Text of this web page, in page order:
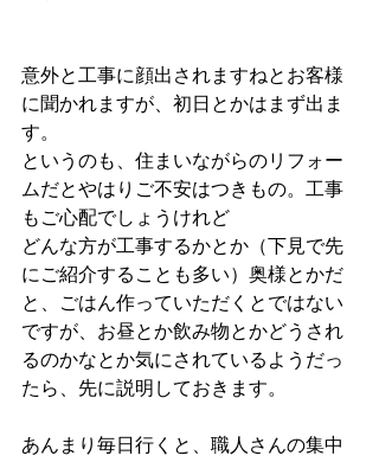
意外と工事に顔出されますねとお客様
に聞かれますが、初日とかはまず出ま
す。
というのも、住まいながらのリフォー
ムだとやはりご不安はつきもの。工事
もご心配でしょうけれど
どんな方が工事するかとか（下見で先
にご紹介することも多い）奥様とかだ
と、ごはん作っていただくとではない
ですが、お昼とか飲み物とかどうされ
るのかなとか気にされているようだっ
たら、先に説明しておきます。
あんまり毎日行くと、職人さんの集中